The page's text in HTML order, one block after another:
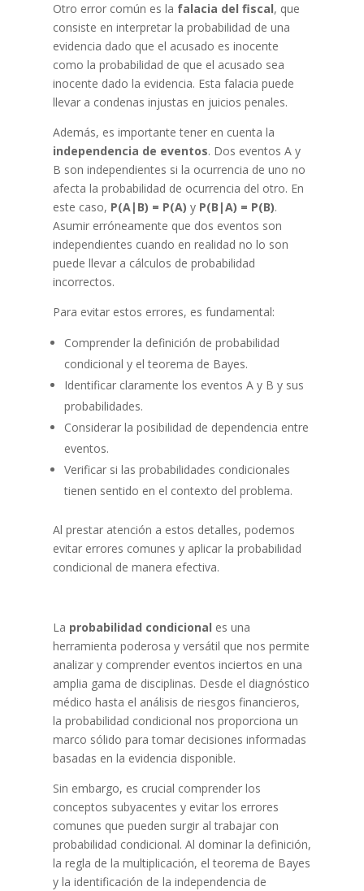
Otro error común es la falacia del fiscal, que
consiste en interpretar la probabilidad de una
evidencia dado que el acusado es inocente
como la probabilidad de que el acusado sea
inocente dado la evidencia. Esta falacia puede
llevar a condenas injustas en juicios penales.
Además, es importante tener en cuenta la
independencia de eventos. Dos eventos A y
B son independientes si la ocurrencia de uno no
afecta la probabilidad de ocurrencia del otro. En
este caso, P(A|B) = P(A) y P(B|A) = P(B).
Asumir erróneamente que dos eventos son
independientes cuando en realidad no lo son
puede llevar a cálculos de probabilidad
incorrectos.
Para evitar estos errores, es fundamental:
Comprender la definición de probabilidad
condicional y el teorema de Bayes.
Identificar claramente los eventos A y B y sus
probabilidades.
Considerar la posibilidad de dependencia entre
eventos.
Verificar si las probabilidades condicionales
tienen sentido en el contexto del problema.
Al prestar atención a estos detalles, podemos
evitar errores comunes y aplicar la probabilidad
condicional de manera efectiva.
La probabilidad condicional es una
herramienta poderosa y versátil que nos permite
analizar y comprender eventos inciertos en una
amplia gama de disciplinas. Desde el diagnóstico
médico hasta el análisis de riesgos financieros,
la probabilidad condicional nos proporciona un
marco sólido para tomar decisiones informadas
basadas en la evidencia disponible.
Sin embargo, es crucial comprender los
conceptos subyacentes y evitar los errores
comunes que pueden surgir al trabajar con
probabilidad condicional. Al dominar la definición,
la regla de la multiplicación, el teorema de Bayes
y la identificación de la independencia de